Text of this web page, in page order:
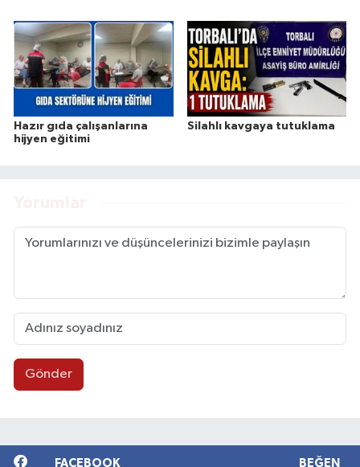
Hazır gıda çalışanlarına
hijyen eğitimi
Silahlı kavgaya tutuklama
Gönder
FACEBOOK BEĞEN